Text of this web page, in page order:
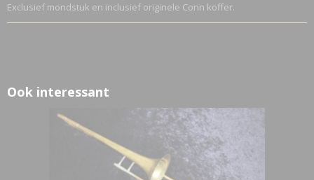
Exclusief mondstuk en inclusief originele Conn koffer.
Ook interessant